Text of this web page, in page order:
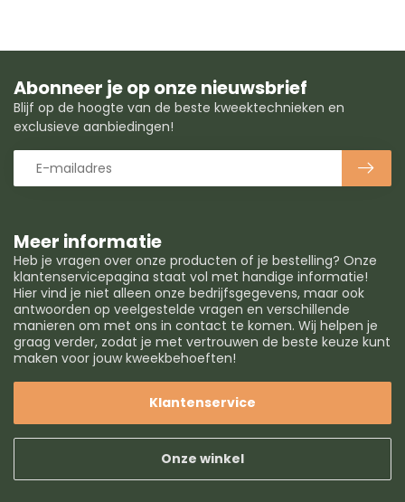
Meer informatie
Heb je vragen over onze producten of je bestelling? Onze
klantenservicepagina staat vol met handige informatie!
Hier vind je niet alleen onze bedrijfsgegevens, maar ook
antwoorden op veelgestelde vragen en verschillende
manieren om met ons in contact te komen. Wij helpen je
graag verder, zodat je met vertrouwen de beste keuze kunt
maken voor jouw kweekbehoeften!
Klantenservice
Onze winkel
Abonneer je op onze nieuwsbrief
Blijf op de hoogte van de beste kweektechnieken en
exclusieve aanbiedingen!